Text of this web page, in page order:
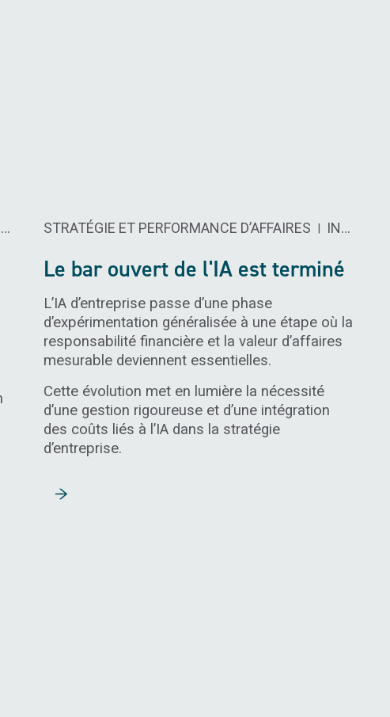
SCIENCE DES DONNÉES ET
STRATÉGIE ET PERFORMANCE D’AFFAIRES | INTELLIGENCE ARTIFICIELLE ​
Le bar ouvert de l'IA est terminé
L’IA d’entreprise passe d’une phase
d’expérimentation généralisée à une étape où la
responsabilité financière et la valeur d’affaires
mesurable deviennent essentielles.
Cette évolution met en lumière la nécessité
d’une gestion rigoureuse et d’une intégration
des coûts liés à l’IA dans la stratégie
d’entreprise.
Lire la suite